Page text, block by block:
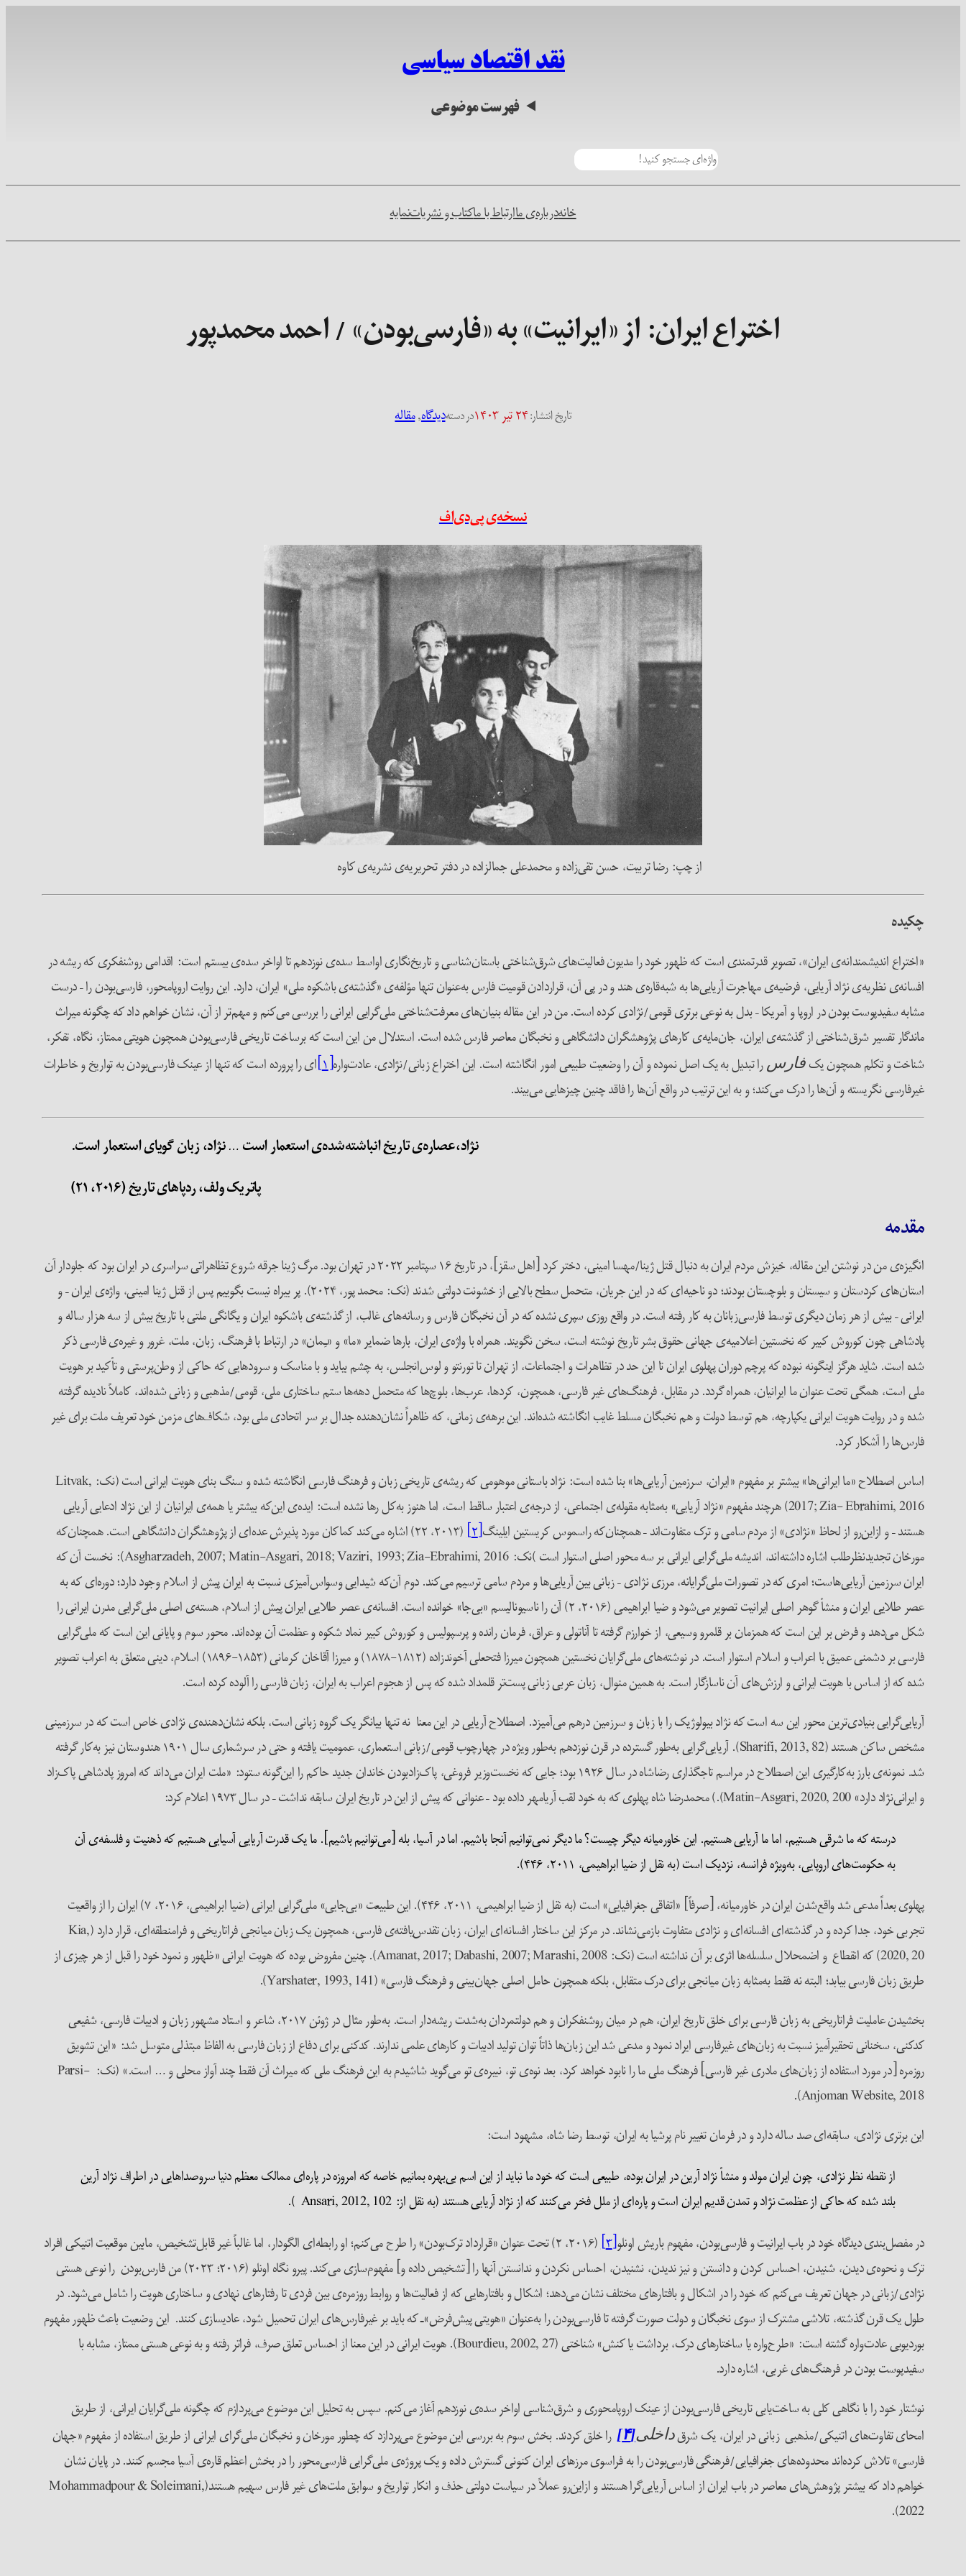
نقد اقتصاد سیاسی
فهرست موضوعی
خانهدرباره‌ی ماارتباط با ماکتاب و نشریاتنمایه
اختراع ایران: از «ایرانیت» به «فارسی‌بودن» / احمد محمدپور
تاریخ انتشار:۲۴ تیر ۱۴۰۳ در دستهدیدگاه, مقاله
نسخه‌ی پی‌دی‌اف
از چپ: رضا تربیت، حسن تقی‌زاده و محمدعلی جمالزاده در دفتر تحریریه‌ی نشریه‌ی کاوه
چکیده
«اختراع اندیشمندانه‌ی ایران»، تصویر قدرتمندی است که ظهور خود را مدیون فعالیت‌های شرق‌شناختی باستان‌شناسی و تاریخ‌نگاری اواسط سده‌ی نوزدهم تا اواخر سده‌ی بیستم است: اقدامی روشنفکری که ریشه در
افسانه‌ی نظریه‌ی نژاد آریایی، فرضیه‌ی مهاجرت آریایی‌ها به شبه‌قاره‌ی هند و در پی آن، قراردادن قومیت فارس به‌عنوان تنها مؤلفه‌ی «گذشته‌ی باشکوه ملی» ایران، دارد. این روایت اروپامحور، فارسی‌بودن را – درست
مشابه سفیدپوست بودن در اروپا و آمریکا – بدل به نوعی برتری قومی/نژادی کرده است. من در این مقاله بنیان‌های معرفت‌شناختی ملی‌گرایی ایرانی را بررسی می‌کنم و مهم‌تر از آن، نشان خواهم داد که چگونه میراث
ماندگار تفسیر شرق‌شناختی از گذشته‌ی ایران، جان‌مایه‌ی کارهای پژوهشگران دانشگاهی و نخبگان معاصر فارس شده است. استدلال من این است که برساخت تاریخی فارسی‌بودن همچون هویتی ممتاز، نگاه، تفکر،
شناخت و تکلم همچون یکفارس را تبدیل به یک اصل نموده و آن را وضعیت طبیعی امور انگاشته است. این اختراع زبانی/نژادی، عادت‌واره‌[۱] ای را پرورده است که تنها از عینک فارسی‌بودن به تواریخ و خاطرات
غیرفارسی نگریسته و آن‌ها را درک می‌کند؛ و به این ترتیب در واقع آن‌ها را فاقد چنین چیز‌هایی می‌بیند.
نژاد،عصاره‌ی تاریخ انباشته‌‏شده‌‏ی استعمار است … نژاد، زبان گویای استعمار است.
پاتریک ولف، ردپاهای تاریخ (۲۰۱۶، ۲۱)
مقدمه
انگیزه‌ی من در نوشتن این مقاله، خیزش مردم ایران به دنبال قتل ژینا/مهسا امینی، دختر کرد [اهل سقز]، در تاریخ ۱۶ سپتامبر ۲۰۲۲ در تهران بود. مرگ ژینا جرقه شروع تظاهراتی سراسری در ایران بود که جلودار آن
استان‌های کردستان و سیستان و بلوچستان بودند؛ دو ناحیه‌ای که در این جریان، متحمل سطح بالایی از خشونت دولتی شدند (نک: محمد پور، ۲۰۲۴). پر بیراه نیست بگوییم پس از قتل ژینا امینی، واژه‌ی ایران – و
ایرانی – بیش از هر زمان دیگری توسط فارسی‌زبانان به کار رفته است. در واقع روزی سپری نشده که در آن نخبگان فارس و رسانه‌های غالب، از گذشته‌ی باشکوه ایران و یگانگی ملتی با تاریخ بیش از سه هزار ساله و
پادشاهی چون کوروش کبیر که نخستین اعلامیه‌ی جهانی حقوق بشر تاریخ نوشته است، سخن نگویند. همراه با واژه‌ی ایران، بارها ضمایر «ما» و «ِـِمان» در ارتباط با فرهنگ، زبان، ملت، غرور و غیره‌ی فارسی ذکر
شده است. شاید هرگز اینگونه نبوده که پرچم دوران پهلوی ایران تا این حد در تظاهرات و اجتماعات، از تهران تا تورنتو و لوس‌انجلس، به چشم بیاید و با مناسک و سرودهایی که حاکی از وطن‌پرستی و تأکید بر هویت
ملی است، همگی تحت عنوان ما ایرانیان، همراه گردد. در مقابل، فرهنگ‌های غیر فارسی، همچون، کردها، عرب‌ها، بلوچ‌ها که متحمل دهه‌ها ستم ساختاری ملی، قومی/مذهبی و زبانی شده‌اند، کاملاً نادیده گرفته
شده‌ و در روایت هویت ایرانی یکپارچه، هم توسط دولت و هم نخبگان مسلط غایب انگاشته شده‌اند. این برهه‌ی زمانی، که ظاهراً نشان‌دهنده جدال بر سر اتحادی ملی بود، شکاف‌های مزمن خود تعریف ملت برای غیر
فارس‌ها را آشکار کرد.
اساس اصطلاح «ما ایرانی‌ها» بیشتر بر مفهوم «ایران، سرزمین آریایی‌ها» بنا شده است: نژاد باستانی موهومی که ریشه‌ی تاریخی زبان و فرهنگ فارسی انگاشته شده و سنگ بنای هویت ایرانی است (نک: Litvak,
2017; Zia- Ebrahimi, 2016) هرچند مفهوم «نژاد آریایی» به‌مثابه مقوله‌ی اجتماعی، از درجه‌ی اعتبار ساقط است، اما هنوز به‌کل رها نشده است: ایده‌ی این‌که بیشتر یا همه‌ی ایرانیان از این نژاد ادعایی آریایی
هستند – و از‌این‌رو از لحاظ «نژادی» از مردم سامی و ترک متفاوت‌اند – همچنان‌که راسموس کریستین ایلینگ[۲]
(۲۰۱۳، ۲۲) اشاره می‌کند کماکان مورد پذیرش عده‌ای از پژوهشگران دانشگاهی است. همچنان‌که
مورخان تجدیدنظرطلب اشاره داشته‌اند، اندیشه ملی‌گرایی ایرانی بر سه محور اصلی استوار است )نک: Asgharzadeh, 2007; Matin-Asgari, 2018; Vaziri, 1993; Zia-Ebrahimi, 2016): نخست آن که
ایران سرزمین آریایی‌هاست؛ امری که در تصورات ملی‌گرایانه، مرزی نژادی – زبانی بین آریایی‌ها و مردم سامی ترسیم می‌کند. دوم آن‌که شیدایی وسواس‌آمیزی نسبت به ایران پیش از اسلام وجود دارد؛ دوره‌ای که به
عصر طلایی ایران و منشأ گوهر اصلی ایرانیت تصویر می‌شود و ضیا ابراهیمی (۲۰۱۶، ۲) آن را ناسیونالیسم «بی‌جا» خوانده است. افسانه‌ی عصر طلایی ایران پیش از اسلام، هسته‌ی اصلی ملی‌گرایی مدرن ایرانی را
شکل می‌دهد و فرض بر این است که همزمان بر قلمرو وسیعی، از خوارزم گرفته تا آناتولی و عراق، فرمان رانده و پرسپولیس و کوروش کبیر نماد شکوه و عظمت آن بود‌ه‌اند. محور سوم و پایانی این است که ملی‌گرایی
فارسی بر دشمنی عمیق با اعراب و اسلام استوار است. در نوشته‌های ملی‌گرایان نخستین همچون میرزا فتحعلی آخوندزاده (۱۸۱۲-۱۸۷۸) و میرزا آقاخان کرمانی (۱۸۵۳-۱۸۹۶) اسلام، دینی متعلق به اعراب تصویر
شده که از اساس با هویت ایرانی و ارزش‌های آن ناسازگار است. به همین منوال، زبان عربی زبانی پست‌تر قلمداد شده که پس از هجوم اعراب به ایران، زبان فارسی را آلوده کرده است.
آریایی‌گرایی بنیادی‌ترین محور این سه است که نژاد بیولوژیک را با زبان و سرزمین درهم می‌آمیزد. اصطلاح آریایی در این معنا نه تنها بیانگر یک گروه زبانی است، بلکه نشان‌دهنده‌ی نژادی خاص است که در سرزمینی
مشخص ساکن هستند (Sharifi, 2013, 82). آریایی‌گرایی به‌طور گسترده در قرن نوزدهم به‌طور ویژه در چهارچوب قومی/زبانی استعماری، عمومیت یافته و حتی در سرشماری سال ۱۹۰۱ هندوستان نیز به‌کار گرفته
شد. نمونه‌ی بارز به‌کارگیری این اصطلاح در مراسم تاجگذاری رضاشاه در سال ۱۹۲۶ بود؛ جایی که نخست‌وزیر فروغی، پاک‌زادبودن خاندان جدید حاکم را این‌گونه ستود: «ملت ایران می‌داند که امروز پادشاهی پاک‌زاد
و ایرانی‌نژاد دارد» Matin-Asgari, 2020, 200).) محمدرضا شاه پهلوی که به خود لقب آریامهر داده بود – عنوانی که پیش از این در تاریخ ایران سابقه نداشت – در سال ۱۹۷۳ اعلام کرد:
درسته که ما شرقی هستیم، اما ما آریایی هستیم. این خاورمیانه دیگر چیست؟ ما دیگر نمی‌توانیم آنجا باشیم. اما در آسیا، بله [می‌توانیم باشیم]. ما یک قدرت آریایی آسیایی هستیم که ذهنیت و فلسفه‌ی آن
به حکومت‌های اروپایی، به‌ویژه فرانسه، نزدیک است (به نقل از ضیا ابراهیمی، ۲۰۱۱، ۴۴۶).
پهلوی بعداً مدعی شد واقع‌شدن ایران در خاورمیانه، [صرفاً] «اتفاقی جغرافیایی» است (به نقل از ضیا ابراهیمی، ۲۰۱۱، ۴۴۶). این طبیعت «بی‌جایی» ملی‌گرایی ایرانی (ضیا ابراهیمی، ۲۰۱۶، ۷) ایران را از واقعیت
تجربی خود، جدا کرده و در گذشته‌ای افسانه‌ای و نژادی متفاوت بازمی‌نشاند. در مرکز این ساختار افسانه‌ای ایران، زبان تقدس‌یافته‌ی فارسی، همچون یک زبان میانجی فراتاریخی و فرامنطقه‌ای، قرار دارد (Kia,
2020, 20) که انقطاع و اضمحلال سلسله‌ها اثری بر آن نداشته است (نک: Amanat, 2017; Dabashi, 2007; Marashi, 2008). چنین مفروض بوده که هویت ایرانی «ظهور و نمود خود را قبل از هر چیزی از
طریق زبان فارسی بیابد؛ البته نه فقط به‌مثابه زبان میانجی برای درک متقابل، بلکه همچون حامل اصلی جهان‌بینی و فرهنگ فارسی» (Yarshater, 1993, 141).
بخشیدن عاملیت فراتاریخی به زبان فارسی برای خلق تاریخ ایران، هم در میان روشنفکران و هم دولتمردان به‌شدت ریشه‌دار است. به‌طور مثال در ژوئن ۲۰۱۷، شاعر و استاد مشهور زبان و ادبیات فارسی، شفیعی
کدکنی، سخنانی تحقیرآمیز نسبت به زبان‌های غیرفارسی ایراد نمود و مدعی شد این زبان‌ها ذاتاً توان تولید ادبیات و کارهای علمی ندارند. کدکنی برای دفاع از زبان فارسی به الفاظ مبتذلی متوسل شد: «این تشویق
روزمره [در مورد استفاده از زبان‌های مادری غیر فارسی] فرهنگ ملی ما را نابود خواهد کرد، بعد نوه‌ی تو، نبیره‌ی تو می‌گوید شاشیدم به این فرهنگ ملی که میراث آن فقط چند آواز محلی و … است.» (نک: Parsi-
Anjoman Website, 2018).
این برتری نژادی، سابقه‌ای صد ساله دارد و در فرمان تغییر نام پرشیا به ایران، توسط رضا شاه، مشهود است:
از نقطه نظر نژادی، چون ایران مولد و منشأ نژاد آرین در ایران بوده، طبیعی است که خود ما نباید از این اسم بی‌بهره بمانیم خاصه که امروزه در پاره‌ای ممالک معظم دنیا سروصداهایی در اطراف نژاد آرین
بلند شده که حاکی از عظمت نژاد و تمدن قدیم ایران است و پاره‌ای از ملل فخر می‌کنند که از نژاد آریایی هستند (به نقل از: Ansari, 2012, 102 ).
در مفصل‌بندی دیدگاه خود در باب ایرانیت و فارسی‌بودن، مفهوم باریش اونلو[۳]
(۲۰۱۶، ۲) تحت عنوان «قرارداد ترک‌بودن» را طرح می‌کنم؛ او رابطه‌ای الگودار، اما غالباً غیر قابل‌تشخیص، مابین موقعیت اتنیکی افراد
ترک و نحوه‌ی دیدن، شنیدن، احساس کردن و دانستن و نیز ندیدن، نشنیدن، احساس نکردن و ندانستن آنها را [تشخیص داده و] مفهوم‌سازی می‌کند. پیرو نگاه اونلو (۲۰۱۶؛ ۲۰۲۳) من فارس‏‌بودن را نوعی هستی
نژادی/زبانی در جهان تعریف می‌کنم که خود را در اشکال و بافتارهای مختلف نشان می‌دهد؛ اشکال و بافتارهایی که از فعالیت‌ها و روابط روزمره‌ی بین فردی تا رفتارهای نهادی و ساختاری هویت را شامل می‌شود. در
طول یک قرن گذشته، تلاشی مشترک از سوی نخبگان و دولت صورت گرفته تا فارسی‌بودن را به‌عنوان «هویتی پیش‌فرض»ـ که باید بر غیرفارس‌های ایران تحمیل شود، عادی‏سازی کنند. این وضعیت باعث ظهور مفهوم
بوردیویی عادت‌واره گشته است: «طرح‌واره یا ساختارهای درک، برداشت یا کنش» شناختی (Bourdieu, 2002, 27). هویت ایرانی در این معنا از احساس تعلق صرف، فراتر رفته و به نوعی هستی ممتاز، مشابه با
سفیدپوست بودن در فرهنگ‌های غربی، اشاره دارد.
نوشتار خود را با نگاهی کلی به ساخت‌یابی تاریخی فارسی‌بودن از عینک اروپامحوری و شرق‌شناسی اواخر سده‌ی نوزدهم آغاز می‌کنم. سپس به تحلیل این موضوع می‌پردازم که چگونه ملی‌گرایان ایرانی، از طریق
امحای تفاوت‌های اتنیکی/مذهبی زبانی در ایران، یک شرقداخلی[۴]
را خلق کردند. بخش سوم به بررسی این موضوع می‌پردازد که چطور مورخان و نخبگان ملی‌گرای ایرانی از طریق استفاده از مفهوم «جهان
فارسی» تلاش کرده‌اند محدوده‌های جغرافیایی/فرهنگی فارسی‌بودن را به فراسوی مرزهای ایران کنونی گسترش داده و یک پروژه‌ی ملی‌گرایی فارسی‌محور را در بخش اعظم قاره‌ی آسیا مجسم کنند. در پایان نشان
خواهم داد که بیشتر پژوهش‌های معاصر در باب ایران از اساس آریایی‌گرا هستند و از‌این‌رو عملاً در سیاست دولتی حذف و انکار تواریخ و سوابق ملت‌های غیر فارس سهیم هستند(Mohammadpour & Soleimani,
2022).